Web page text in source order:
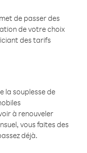
de passer des
de votre choix
des tarifs
la souplesse de
à renouveler
vous faites des
déjà.